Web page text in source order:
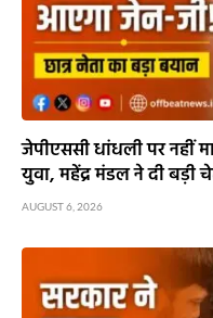
जेपीएससी धांधली पर नहीं
युवा, महेंद्र मंडल ने दी बड़ी
AUGUST 6, 2026